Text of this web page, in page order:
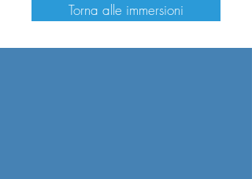
Torna alle immersioni